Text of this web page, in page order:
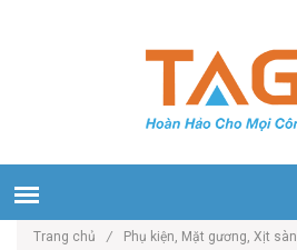
Trang chủ / Phụ kiện, Mặt gương, Xịt sàn